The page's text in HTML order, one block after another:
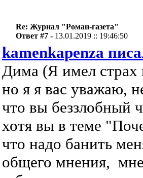
Re: Журнал "Роман-газета"
Ответ #7 - 13.01.2019 :: 19:46:50
kamenkapenza
Дима (Я имел страх
но я я вас уважаю,
что вы беззлобный
хотя вы в теме
что надо банить
общего мнения,